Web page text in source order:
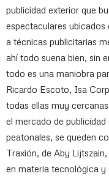
publicidad exterior que
espectaculares ubicados
a técnicas publicitarias
ahí todo suena bien, sin
todo es una maniobra
Ricardo Escoto, Isa
todas ellas muy
el mercado de
peatonales, se queden
Traxión, de Aby
en materia tecnológica y